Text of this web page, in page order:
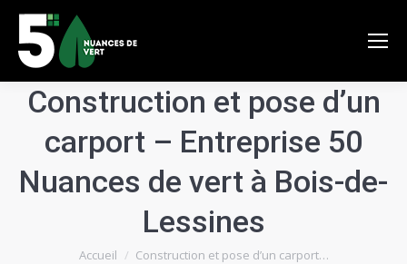
Construction et pose d’un
carport – Entreprise 50
Nuances de vert à Bois-de-
Lessines
Vous êtes ici :
Accueil Construction et pose d’un carport…